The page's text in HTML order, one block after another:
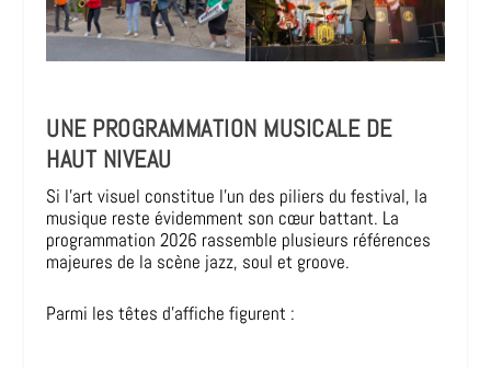
UNE PROGRAMMATION MUSICALE DE
HAUT NIVEAU
Si l’art visuel constitue l’un des piliers du festival, la
musique reste évidemment son cœur battant. La
programmation 2026 rassemble plusieurs références
majeures de la scène jazz, soul et groove.
Parmi les têtes d’affiche figurent :